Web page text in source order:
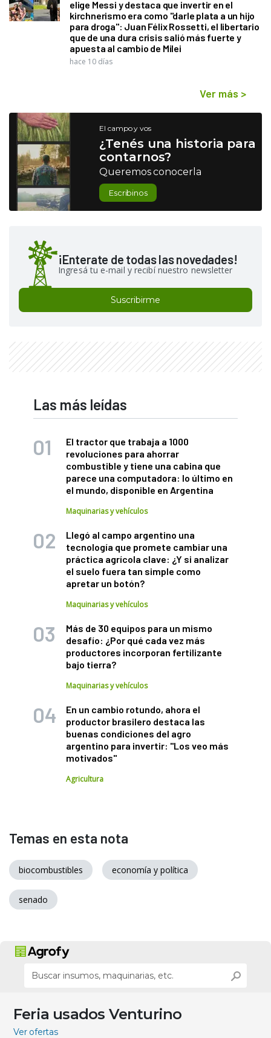
elige Messi y destaca que invertir en el
kirchnerismo era como "darle plata a un hijo
para droga": Juan Félix Rossetti, el libertario
que de una dura crisis salió más fuerte y
apuesta al cambio de Milei
hace 10 días
Ver más >
El campo y vos
¿Tenés una historia para
contarnos?
Queremos conocerla
Escribinos
¡Enterate de todas las novedades!
Ingresá tu e-mail y recibí nuestro newsletter
Suscribirme
Las más leídas
El tractor que trabaja a 1000
revoluciones para ahorrar
combustible y tiene una cabina que
parece una computadora: lo último en
el mundo, disponible en Argentina
Maquinarias y vehículos
Llegó al campo argentino una
tecnología que promete cambiar una
práctica agrícola clave: ¿Y si analizar
el suelo fuera tan simple como
apretar un botón?
Maquinarias y vehículos
Más de 30 equipos para un mismo
desafío: ¿Por qué cada vez más
productores incorporan fertilizante
bajo tierra?
Maquinarias y vehículos
En un cambio rotundo, ahora el
productor brasilero destaca las
buenas condiciones del agro
argentino para invertir: "Los veo más
motivados"
Agricultura
Temas en esta nota
biocombustibles economía y política
senado
Feria usados Venturino
Ver ofertas